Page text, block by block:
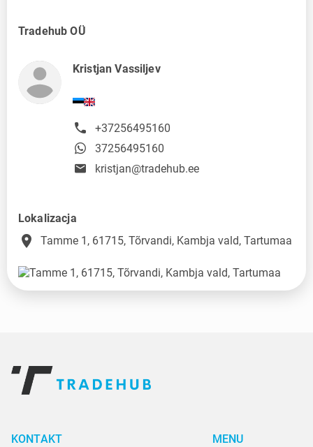
Tradehub OÜ
Kristjan Vassiljev
+37256495160
37256495160
kristjan@tradehub.ee
Lokalizacja
place Tamme 1, 61715, Tõrvandi, Kambja vald, Tartumaa
KONTAKT
MENU